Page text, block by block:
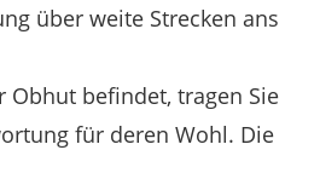
über weite Strecken ans
Obhut befindet, tragen Sie
für deren Wohl. Die